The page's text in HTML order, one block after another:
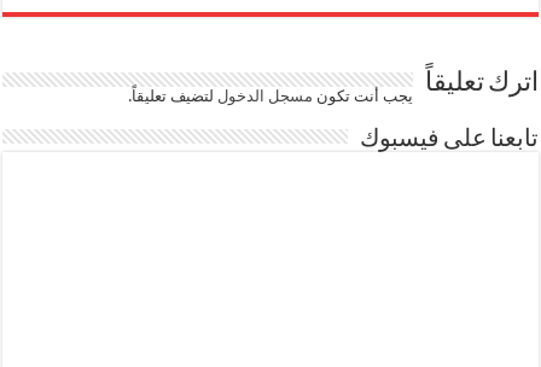
اترك تعليقاً يجب أنت تكون مسجل الدخوللتضيف تعليقاً.
تابعنا على فيسبوك